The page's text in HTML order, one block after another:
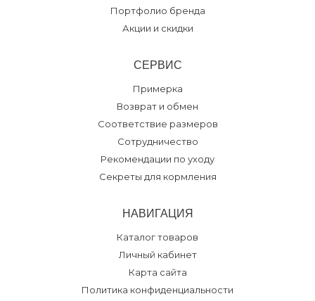
Портфолио бренда
Акции и скидки
СЕРВИС
Примерка
Возврат и обмен
Соответствие размеров
Сотрудничество
Рекомендации по уходу
Секреты для кормления
НАВИГАЦИЯ
Каталог товаров
Личный кабинет
Карта сайта
Политика конфиденциальности